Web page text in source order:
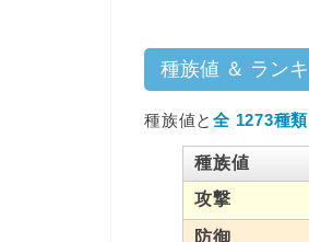
種族値 ＆ ラン
種族値と全 1273種
種族値
攻撃
防御